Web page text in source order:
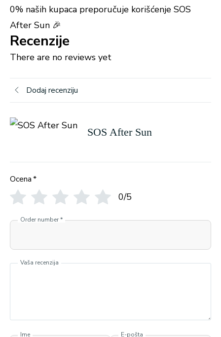
0% naših kupaca preporučuje korišćenje SOS
After Sun 🎉
Recenzije
There are no reviews yet
Dodaj recenziju
SOS After Sun
Ocena*
0/5
Order number*
Vaša recenzija
Ime E-pošta